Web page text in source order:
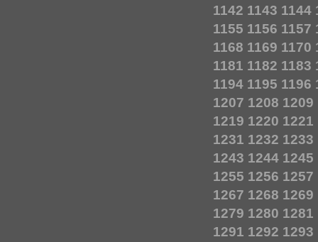
1142 1143 1144
1155 1156 1157
1168 1169 1170
1181 1182 1183
1194 1195 1196
1207 1208 1209
1219 1220 1221
1231 1232 1233
1243 1244 1245
1255 1256 1257
1267 1268 1269
1279 1280 1281
1291 1292 1293